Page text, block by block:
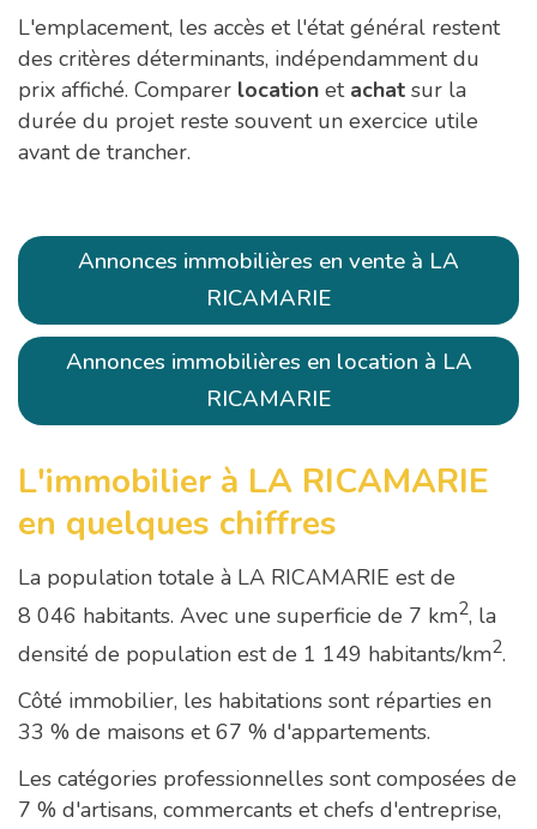
L'emplacement, les accès et l'état général restent
des critères déterminants, indépendamment du
prix affiché. Comparer location et achat sur la
durée du projet reste souvent un exercice utile
avant de trancher.
Annonces immobilières en vente à LA
RICAMARIE
Annonces immobilières en location à LA
RICAMARIE
L'immobilier à LA RICAMARIE
en quelques chiffres
La population totale à LA RICAMARIE est de
8 046 habitants. Avec une superficie de 7 km2, la
densité de population est de 1 149 habitants/km2.
Côté immobilier, les habitations sont réparties en
33 % de maisons et 67 % d'appartements.
Les catégories professionnelles sont composées de
7 % d'artisans, commercants et chefs d'entreprise,